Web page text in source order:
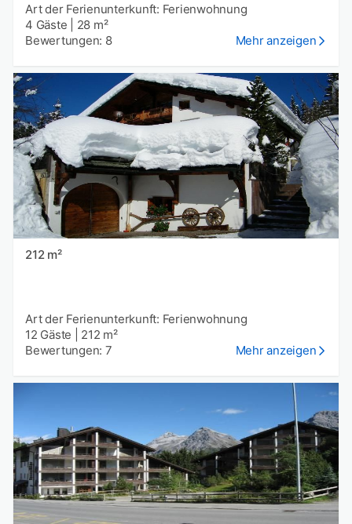
Art der Ferienunterkunft: Ferienwohnung
4 Gäste
28 m²
Bewertungen: 8
Mehr anzeigen
212 m²
Art der Ferienunterkunft: Ferienwohnung
12 Gäste
212 m²
Bewertungen: 7
Mehr anzeigen